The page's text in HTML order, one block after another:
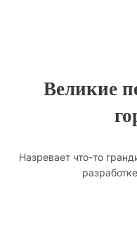
Великие
Назревает что-то